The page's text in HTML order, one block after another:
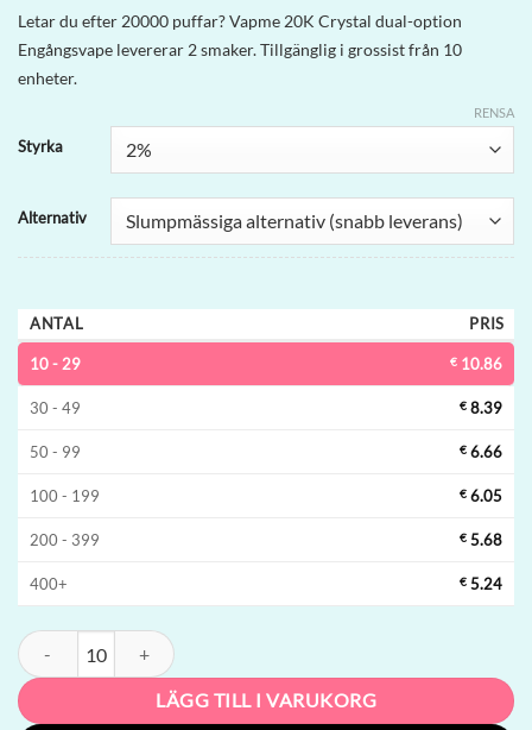
Betygsatt5
av 5
baserat på
1
kundrecension
Letar du efter 20000 puffar? Vapme 20K Crystal dual-option
Engångsvape levererar 2 smaker. Tillgänglig i grossist från 10
enheter.
Styrka
Alternativ
RENSA
ANTAL PRIS
10 - 29 € 10.86
30 - 49 € 8.39
50 - 99 € 6.66
100 - 199 € 6.05
200 - 399 € 5.68
400+ € 5.24
Vapme 20K Crystal dual-option Engångsvape | 20000 puffar, 2
LÄGG TILL I VARUKORG